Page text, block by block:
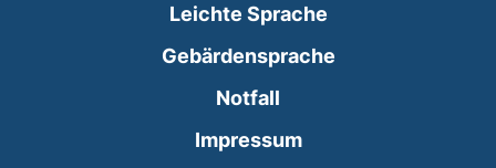
Leichte Sprache
Gebärdensprache
Notfall
Impressum